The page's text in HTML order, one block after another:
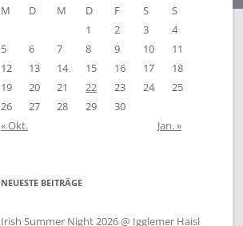
M
D M D F S
S
1
2 3
4
5
6 7 8 9 10
11
12
13 14 15 16 17
18
19
20 21 22 23 24
25
26
27 28 29
30
« Okt.
Jan. »
NEUESTE BEITRÄGE
Irish Summer Night 2026 @ Igglemer Haisl